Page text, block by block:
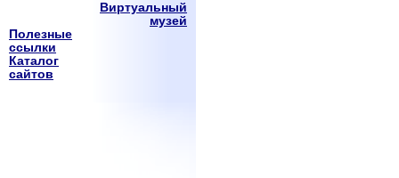
Виртуальный
музей
Полезные
ссылки
Каталог
сайтов